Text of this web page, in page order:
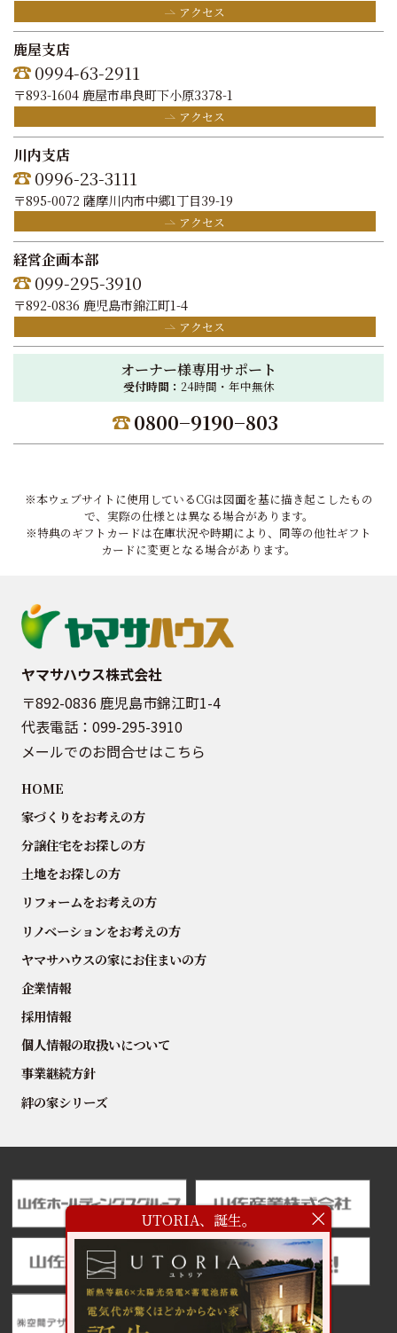
アクセス
鹿屋支店
0994-63-2911
〒893-1604 鹿屋市串良町下小原3378-1
アクセス
川内支店
0996-23-3111
〒895-0072 薩摩川内市中郷1丁目39-19
アクセス
経営企画本部
099-295-3910
〒892-0836 鹿児島市錦江町1-4
アクセス
オーナー様専用サポート
受付時間： 24時間・年中無休
0800−9190−803
※本ウェブサイトに使用しているCGは図面を基に描き起こしたもの
で、実際の仕様とは異なる場合があります。
※特典のギフトカードは在庫状況や時期により、同等の他社ギフト
カードに変更となる場合があります。
ヤマサハウス株式会社
〒892-0836 鹿児島市錦江町1-4
代表電話： 099-295-3910
メールでのお問合せはこちら
HOME
家づくりをお考えの方
分譲住宅をお探しの方
土地をお探しの方
リフォームをお考えの方
リノベーションをお考えの方
ヤマサハウスの家にお住まいの方
企業情報
採用情報
個人情報の取扱いについて
事業継続方針
絆の家シリーズ
UTORIA、誕生。